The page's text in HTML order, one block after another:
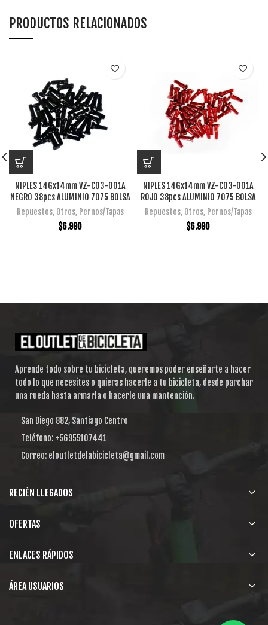
PRODUCTOS RELACIONADOS
NIPLES 14Gx14mm VZ-C03-001A
NEGRO 38pcs ALUMINIO 7075 BOLSA
Repuestos, Otros, Pernos/Tapas
$6.990
NIPLES 14Gx14mm VZ-C03-001A
ROJO 38pcs ALUMINIO 7075 BOLSA
Repuestos, Otros, Pernos/Tapas
$6.990
Aprende todo sobre tu bicicleta, queremos poder enseñarte a hacer
todo lo que necesites o quieras hacerle a tu bicicleta, desde parchar
una rueda hasta armarla o hacerle una mantención.
San Diego 882, Santiago Centro
Teléfono: +56955107441
Correo: eloutletdelabicicleta@gmail.com
RECIÉN LLEGADOS
OFERTAS
ENLACES RÁPIDOS
ÁREA USUARIOS